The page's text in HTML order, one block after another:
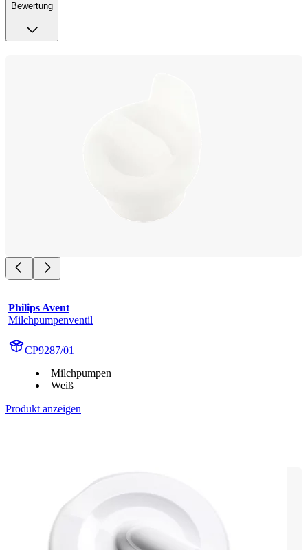
Bewertung
Philips Avent
Milchpumpenventil
CP9287/01
Milchpumpen
Weiß
Produkt anzeigen